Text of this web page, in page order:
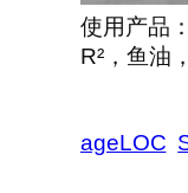
使用产品
R²，鱼油
ageLOC